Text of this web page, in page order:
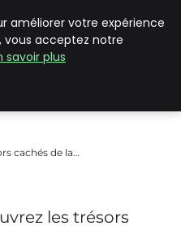
cachés de la…
les trésors
améliorer votre expérience
vous acceptez notre
savoir plus